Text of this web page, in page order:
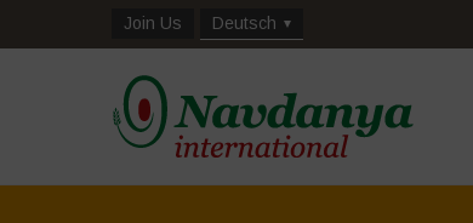
Join Us Deutsch